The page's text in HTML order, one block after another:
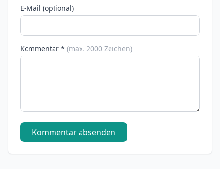
E-Mail (optional)
Kommentar * (max. 2000 Zeichen)
Kommentar absenden